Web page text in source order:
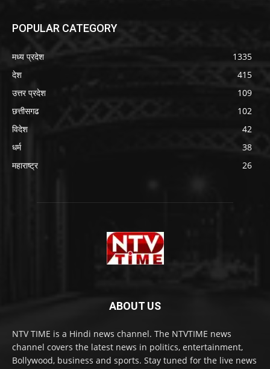
POPULAR CATEGORY
मध्य प्रदेश
1335
देश
415
उत्तर प्रदेश
109
छत्तीसगढ
102
विदेश
42
धर्म
38
महाराष्ट्र
26
ABOUT US
NTV TIME is a Hindi news channel. The NTVTIME news
channel covers the latest news in politics, entertainment,
Bollywood, business and sports. Stay tuned for the live news